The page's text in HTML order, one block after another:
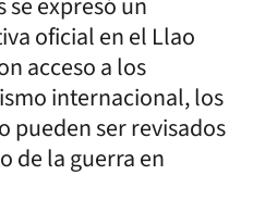
oficial en el Llao
acceso a los
internacional, los
pueden ser revisados
de la guerra en